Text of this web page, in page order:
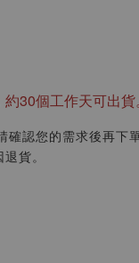
30個工作天可出貨。
認您的需求後再
貨。